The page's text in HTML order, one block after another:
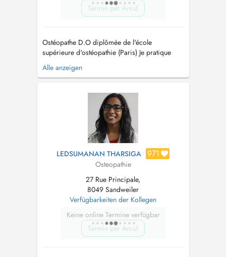
Termin per Anruf
Ostéopathe D.O diplômée de l'école
supérieure d'ostéopathie (Paris) Je pratique
l'ostéopathie en m'adaptant à chaque patient :
nourrissons, enfants, adultes, sportifs, femmes
thérapie manuelle qui vise à restaurer la
mobilité et l'équilibre du corps....
Alle anzeigen
LEDSUMANAN THARSIGA 971
Osteopathie
27 Rue Principale,
8049 Sandweiler
Verfügbarkeiten der Kollegen
Keine online Termine verfügbar
Termin per Anruf